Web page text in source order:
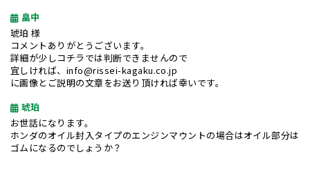
畠中
琥珀 様
コメントありがとうございます。
詳細が少しコチラでは判断できませんので
宜しければ、info@rissei-kagaku.co.jp
に画像とご説明の文章をお送り頂ければ幸いです。
琥珀
お世話になります。
ホンダのオイル封入タイプのエンジンマウントの場合はオイル部分は
ゴムになるのでしょうか？